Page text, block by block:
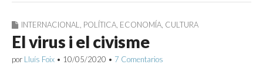
INTERNACIONAL POLÍTICA ECONOMÍA CULTURA
El virus i el civisme
por Lluís Foix • 10/05/2020 • 7 Comentarios